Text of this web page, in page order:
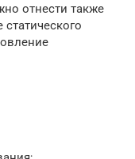
отнести также